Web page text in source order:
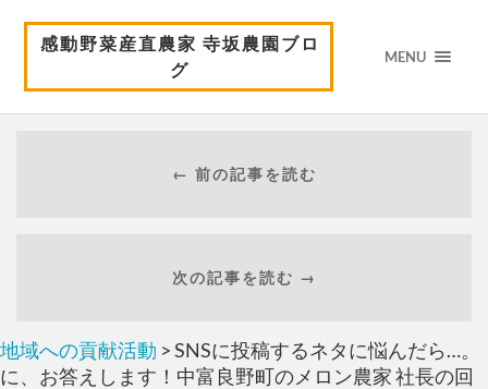
感動野菜産直農家 寺坂農園ブロ
グ
MENU
← 前の記事を読む
次の記事を読む →
地域への貢献活動 > SNSに投稿するネタに悩んだら…。
に、お答えします！中富良野町のメロン農家 社長の回